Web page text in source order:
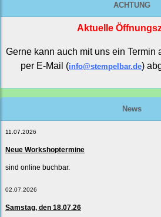
ACHTUNG
Aktuelle
Gerne kann auch mit uns ein Termin
per E-Mail (info@stempelbar.de)
News
11.07.2026
Neue Workshoptermine
sind online buchbar.
02.07.2026
Samstag, den 18.07.26